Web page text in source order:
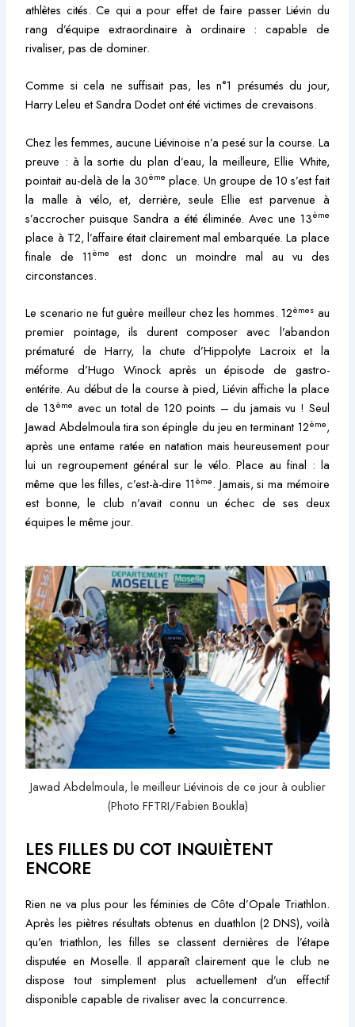
athlètes cités. Ce qui a pour effet de faire passer Liévin du
rang d’équipe extraordinaire à ordinaire : capable de
rivaliser, pas de dominer.
Comme si cela ne suffisait pas, les n°1 présumés du jour,
Harry Leleu et Sandra Dodet ont été victimes de crevaisons.
Chez les femmes, aucune Liévinoise n’a pesé sur la course. La
preuve : à la sortie du plan d’eau, la meilleure, Ellie White,
pointait au-delà de la 30ème place. Un groupe de 10 s’est fait
la malle à vélo, et, derrière, seule Ellie est parvenue à
s’accrocher puisque Sandra a été éliminée. Avec une 13ème
place à T2, l’affaire était clairement mal embarquée. La place
finale de 11ème
est donc un moindre mal au vu des
circonstances.
Le scenario ne fut guère meilleur chez les hommes. 12èmes au
premier pointage, ils durent composer avec l’abandon
prématuré de Harry, la chute d’Hippolyte Lacroix et la
méforme d’Hugo Winock après un épisode de gastro-
entérite. Au début de la course à pied, Liévin affiche la place
de 13ème avec un total de 120 points – du jamais vu ! Seul
Jawad Abdelmoula tira son épingle du jeu en terminant 12ème,
après une entame ratée en natation mais heureusement pour
lui un regroupement général sur le vélo. Place au final : la
même que les filles, c’est-à-dire 11ème. Jamais, si ma mémoire
est bonne, le club n’avait connu un échec de ses deux
équipes le même jour.
Jawad Abdelmoula, le meilleur Liévinois de ce jour à oublier
(Photo FFTRI/Fabien Boukla)
LES FILLES DU COT INQUIÈTENT
ENCORE
Rien ne va plus pour les féminies de Côte d’Opale Triathlon.
Après les piètres résultats obtenus en duathlon (2 DNS), voilà
qu’en triathlon, les filles se classent dernières de l’étape
disputée en Moselle. Il apparaît clairement que le club ne
dispose tout simplement plus actuellement d’un effectif
disponible capable de rivaliser avec la concurrence.